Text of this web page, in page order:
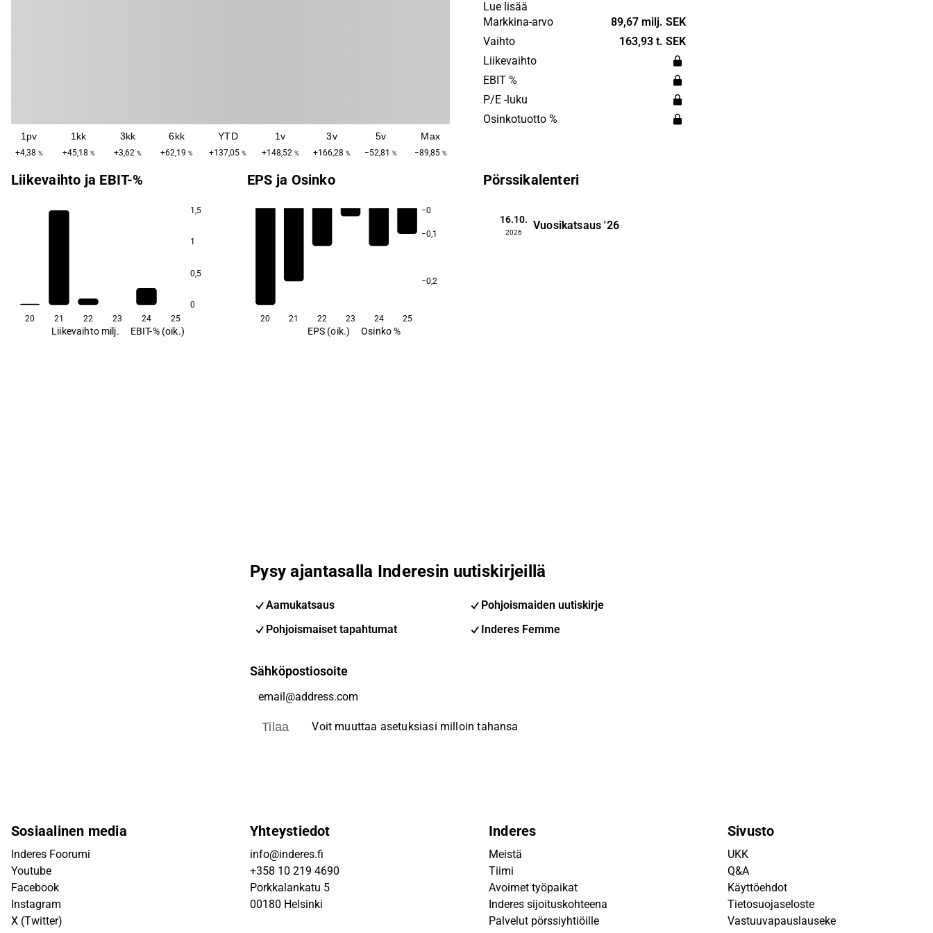
1pv
+4,38 %
1kk
+45,18 %
3kk
+3,62 %
6kk
+62,19 %
YTD
+137,05 %
1v
+148,52 %
3v
+166,28 %
5v
−52,81 %
Max
−89,85 %
this purpose, thereby preventing the
methane from leaking into the
atmosphere. The company is
collaborating with SEID AS in Norway,
which has developed the technology to
be used. The company's headquarters
are located in Mora.
Lue lisää
Markkina-arvo
89,67 milj. SEK
Vaihto
163,93 t. SEK
Liikevaihto
EBIT %
P/E -luku
Osinkotuotto %
Liikevaihto ja EBIT-%
1,5
1
0,5
0
20
21 22 23 24 25
Liikevaihto milj. EBIT-% (oik.)
EPS ja Osinko
−0
−0,1
−0,2
20 21 22 23 24 25
EPS (oik.) Osinko %
Pörssikalenteri
16.10.
2026
Vuosikatsaus '26
Pysy ajantasalla Inderesin uutiskirjeillä
Aamukatsaus
Pohjoismaiden uutiskirje
Pohjoismaiset tapahtumat
Inderes Femme
Sähköpostiosoite
Tilaa Voit muuttaa asetuksiasi milloin tahansa
Sosiaalinen media
Inderes Foorumi
Youtube
Facebook
Instagram
X (Twitter)
Yhteystiedot
info@inderes.fi
+358 10 219 4690
Porkkalankatu 5
00180 Helsinki
Inderes
Meistä
Tiimi
Avoimet työpaikat
Inderes sijoituskohteena
Palvelut pörssiyhtiöille
Sivusto
UKK
Q&A
Käyttöehdot
Tietosuojaseloste
Vastuuvapauslauseke